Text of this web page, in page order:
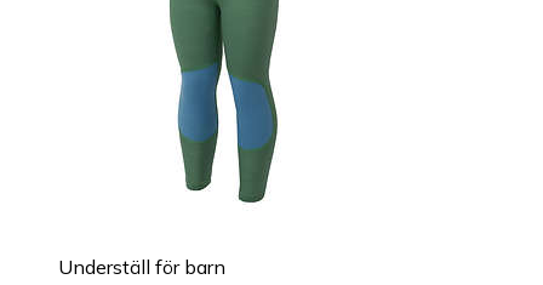
Underställ för barn